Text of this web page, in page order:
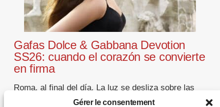
Gérer le consentement
Gafas Dolce & Gabbana Devotion
SS26: cuando el corazón se convierte
en firma
Roma, al final del día. La luz se desliza sobre las
fachadas, se posa en el acetato y se detiene en un